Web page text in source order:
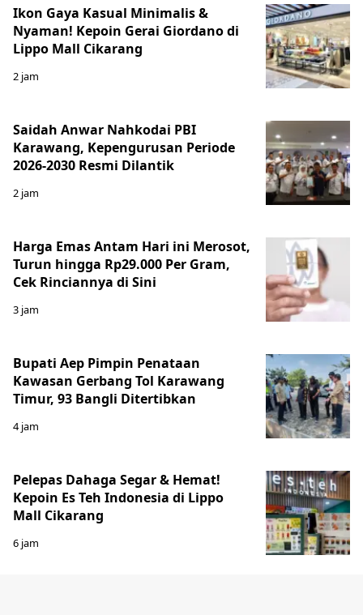
Ikon Gaya Kasual Minimalis &
Nyaman! Kepoin Gerai Giordano di
Lippo Mall Cikarang
2 jam
Saidah Anwar Nahkodai PBI
Karawang, Kepengurusan Periode
2026-2030 Resmi Dilantik
2 jam
Harga Emas Antam Hari ini Merosot,
Turun hingga Rp29.000 Per Gram,
Cek Rinciannya di Sini
3 jam
Bupati Aep Pimpin Penataan
Kawasan Gerbang Tol Karawang
Timur, 93 Bangli Ditertibkan
4 jam
Pelepas Dahaga Segar & Hemat!
Kepoin Es Teh Indonesia di Lippo
Mall Cikarang
6 jam